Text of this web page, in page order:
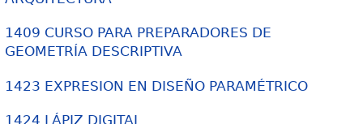
1409 CURSO PARA PREPARADORES DE
GEOMETRÍA DESCRIPTIVA
1423 EXPRESION EN DISEÑO PARAMÉTRICO
1424 LÁPIZ DIGITAL